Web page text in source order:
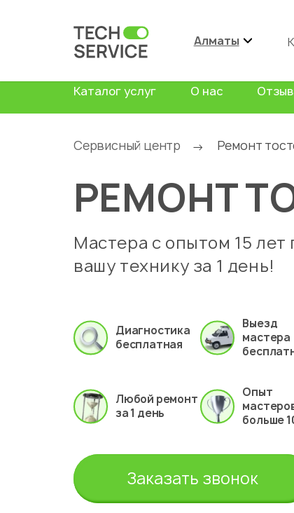
Алматы
Каталог услуг О нас
Сервисный центр → Ремонт
РЕМОНТ
Мастера с опытом 15 лет
вашу технику за 1 день!
Диагностика
бесплатная
Выезд
мастера
Любой ремонт
за 1 день
Опыт
больше
Заказать звонок